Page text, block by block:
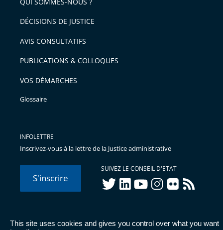
This site uses cookies and gives you control over what you want
DÉCISIONS DE JUSTICE
AVIS CONSULTATIFS
PUBLICATIONS & COLLOQUES
VOS DÉMARCHES
Glossaire
INFOLETTRE
Inscrivez-vous à la lettre de la Justice administrative
S'inscrire
SUIVEZ LE CONSEIL D'ETAT
twitterlinkedInyoutubeinstagram
flickr rss